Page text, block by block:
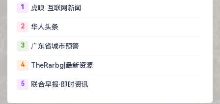
1 虎嗅·互联网新闻
2 华人头条
3 广东省城市预警
4 TheRarbg|最新资源
5 联合早报·即时资讯